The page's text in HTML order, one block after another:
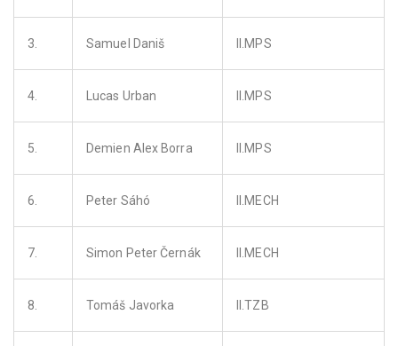
3. Samuel Daniš II.MPS
4. Lucas Urban II.MPS
5. Demien Alex Borra II.MPS
6. Peter Sáhó II.MECH
7. Simon Peter Černák II.MECH
8. Tomáš Javorka II.TZB